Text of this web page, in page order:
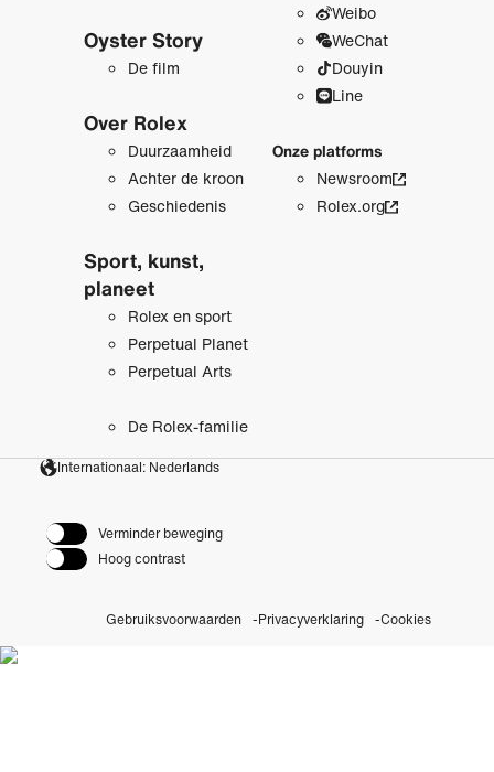
Oyster Story
De film
Over Rolex
Duurzaamheid
Achter de kroon
Geschiedenis
Sport, kunst,
planeet
Rolex en sport
Perpetual Planet
Perpetual Arts
De Rolex-familie
Weibo
WeChat
Douyin
Line
Onze platforms
Newsroom
Rolex.org
Internationaal: Nederlands
Verminder beweging
Hoog contrast
Gebruiksvoorwaarden Privacyverklaring Cookies